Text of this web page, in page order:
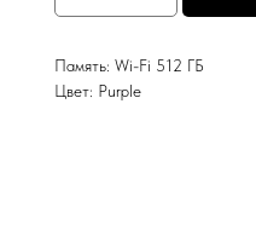
Память: Wi-Fi 512 ГБ
Цвет: Purple